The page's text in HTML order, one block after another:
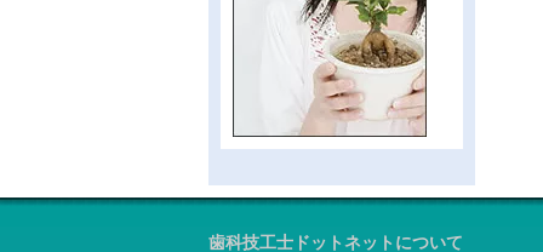
歯科技工士ドットネットについて